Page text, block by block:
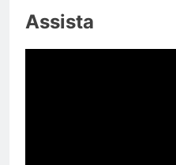
Assista